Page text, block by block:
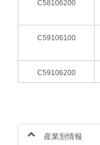
C58106200
C59106100
C59106200
産業別情報